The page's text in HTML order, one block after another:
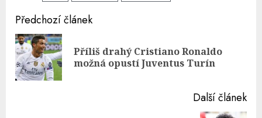
Continue
Reading
Předchozí článek
Příliš drahý Cristiano Ronaldo
možná opustí Juventus Turín
Další článek